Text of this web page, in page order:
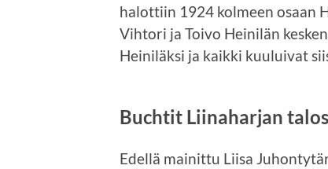
halottiin 1924 kolmeen osaan
Vihtori ja Toivo Heinilän
Heiniläksi ja kaikki kuuluivat
Buchtit Liinaharjan
Edellä mainittu Liisa